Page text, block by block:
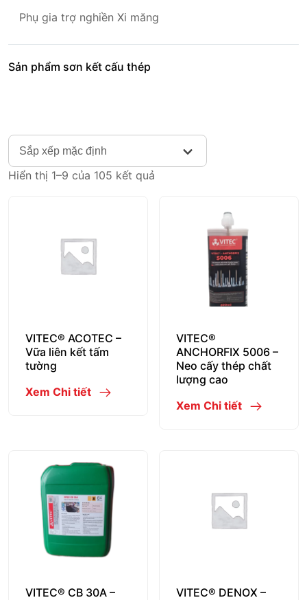
Phụ gia trợ nghiền Xi măng
Sản phẩm sơn kết cấu thép
Sắp xếp mặc định
Hiển thị 1–9 của 105 kết quả
VITEC® ACOTEC –
Vữa liên kết tấm
tường
Xem Chi tiết
VITEC®
ANCHORFIX 5006 –
Neo cấy thép chất
lượng cao
Xem Chi tiết
VITEC® CB 30A –
VITEC® DENOX –